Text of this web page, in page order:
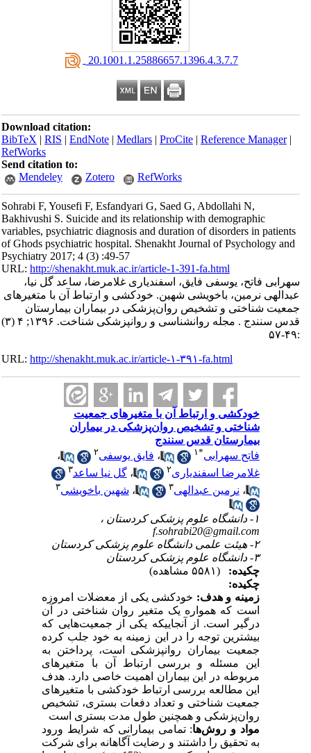
‎ 20.1001.1.25886657.1396.4.3.7.7
Download citation:
BibTeX|RIS|EndNote|Medlars|ProCite|Reference Manager
RefWorks
Send citation to:
Mendeley
Zotero RefWorks
Sohrabi F, Yousefi F, Esfandyari G, Saed G, Abdollahi N,
Bakhivushi S. Suicide and its relationship with demographic
variables, psychiatric diagnosis and duration of disorders in patients
of Ghods psychiatric hospital. Shenakht Journal of Psychology and
Psychiatry 2017; 4 (3) :49-57
URL:http://shenakht.muk.ac.ir/article-1-391-fa.html
سهرابی فاتح، یوسفی فایق، اسفندیاری غلامرضا، ساعد گل نیا،
عبدالهی نرمین، باخویشی شهین. خودکشی و ارتباط آن با متغیرهای
جمعیت شناختی و تشخیص روان‌پزشکی در بیماران بیمارستان
قدس سنندج . مجله روانشناسی و روانپزشکی شناخت. ۱۳۹۶; ۴ (۳)
URL:http://shenakht.muk.ac.ir/article-۱-۳۹۱-fa.html
خودکشی و ارتباط آن با متغیرهای جمعیت
شناختی و تشخیص روان‌پزشکی در بیماران
بیمارستان قدس سنندج
فاتح سهرابی
۱ ،فایق یوسفی
،
غلامرضا اسفندیاری
،گل نیا ساعد۳
،نرمین عبدالهی ،شهین باخویشی
f.sohrabi20@gmail.com
چکیده:
چکیده:
زمینه و هدف:خودکشی یکی از معضلات امروزه
است که همواره یک متغیر روان شناختی در آن
درگیر است. از آنجاییکه یکی از جمعیت‌هایی که
بیشترین توجه را در این زمینه به خود جلب کرده
جمعیت بیماران روانپزشکی است، پرداختن به
این مسئله و بررسی ارتباط آن با متغیرهای
مربوطه در این بیماران اهمیت خاصی دارد. هدف
این مطالعه بررسی ارتباط خودکشی با متغیرهای
جمعیت شناختی و تعداد دفعات بستری، تشخیص
روان‌پزشکی و همچنین طول مدت بستری است
مواد و روش‌ها: تمامی بیمارانی که شرایط ورود
به تحقیق را داشتند و رضایت آگاهانه برای شرکت